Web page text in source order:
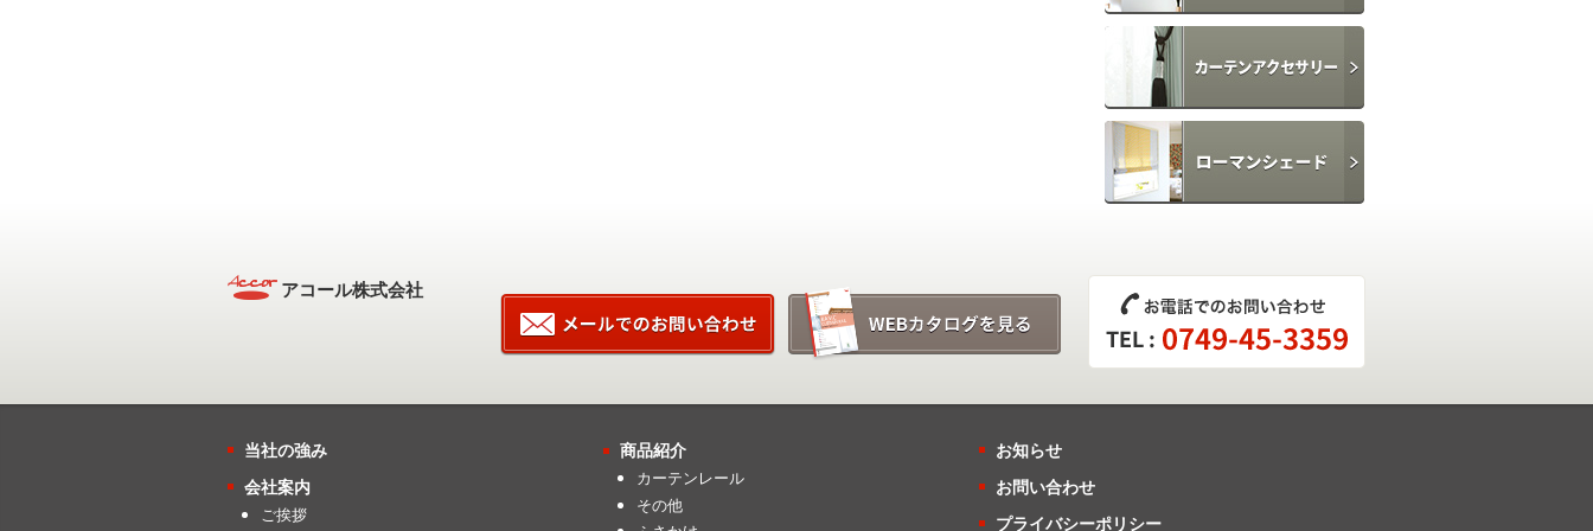
その他
ふさかけ
アコール株式会社
当社の強み
会社案内
ご挨拶
商品紹介
カーテンレール
その他
お知らせ
お問い合わせ
プライバシーポリシー